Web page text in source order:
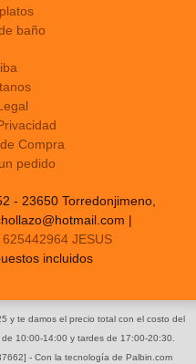
baño
Compra
pedido
- 23650 Torredonjimeno,
|
625442964 JESUS
incluidos
y te damos el precio total con el costo del
10:00-14:00 y tardes de 17:00-20:30.
- Con la tecnología de Palbin.com